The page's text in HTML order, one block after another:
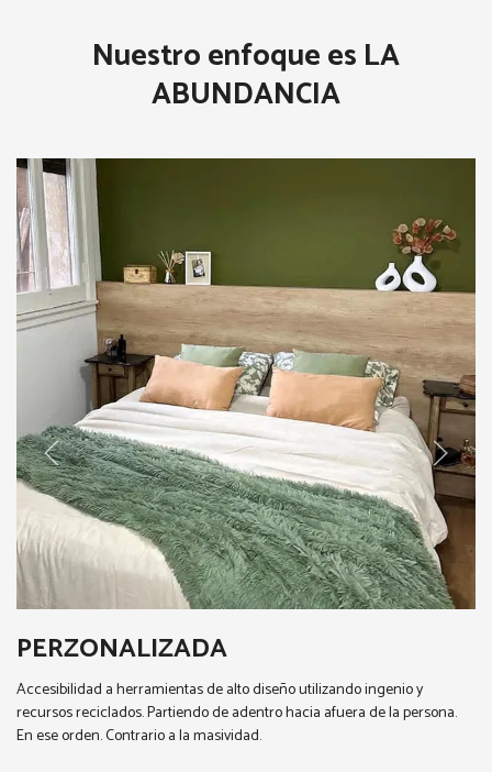
Nuestro enfoque es LA
ABUNDANCIA
PERZONALIZADA
Accesibilidad a herramientas de alto diseño utilizando ingenio y
recursos reciclados. Partiendo de adentro hacia afuera de la persona.
En ese orden. Contrario a la masividad.